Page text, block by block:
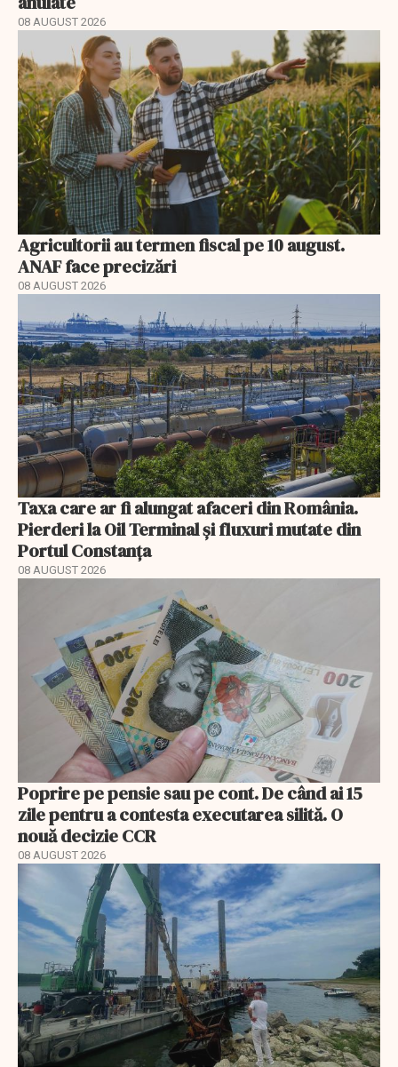
08 AUGUST 2026
Agricultorii au termen fiscal pe 10 august.
ANAF face precizări
08 AUGUST 2026
Taxa care ar fi alungat afaceri din România.
Pierderi la Oil Terminal și fluxuri mutate din
Portul Constanța
08 AUGUST 2026
Poprire pe pensie sau pe cont. De când ai 15
zile pentru a contesta executarea silită. O
nouă decizie CCR
08 AUGUST 2026